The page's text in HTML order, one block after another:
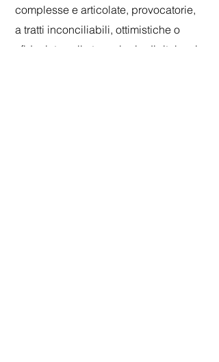
complesse e articolate, provocatorie,
a tratti inconciliabili, ottimistiche o
sfiduciate sulla tecnologia digitale e i